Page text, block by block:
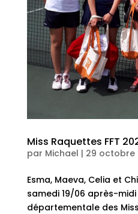
Miss Raquettes FFT
par Michael | 29 octobre
Esma, Maeva, Celia et
samedi 19/06 après-
départementale des